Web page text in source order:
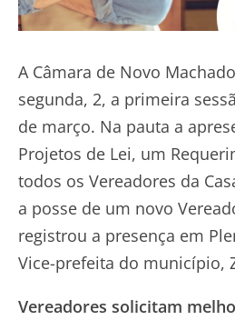
A Câmara de Novo
segunda, 2, a primeira
de março. Na pauta a
Projetos de Lei, um
todos os Vereadores da
a posse de um novo
registrou a presença em
Vice-prefeita do município,
Vereadores solicitam